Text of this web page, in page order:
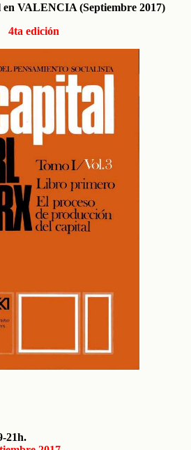
en VALENCIA (Septiembre 2017)
4ta edición
21h.